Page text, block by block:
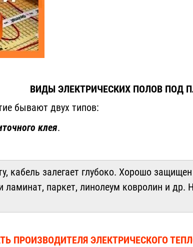
ВИДЫ ЭЛЕКТРИЧЕСКИХ ПОЛОВ ПОД
бывают двух типов:
клея.
кабель залегает глубоко. Хорошо
паркет, линолеум ковролин и др.
ПРОИЗВОДИТЕЛЯ ЭЛЕКТРИЧЕСКОГО